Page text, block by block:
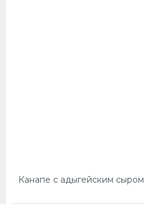
Канапе с адыгейским сыром